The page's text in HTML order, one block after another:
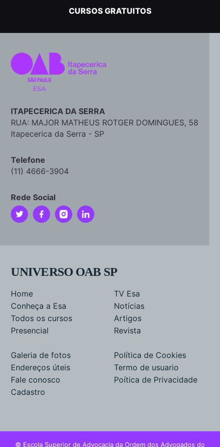
CURSOS GRATUITOS
ITAPECERICA DA SERRA
RUA: MAJOR MATHEUS ROTGER DOMINGUES, 58
Itapecerica da Serra - SP
Telefone
(11) 4666-3904
Rede Social
UNIVERSO OAB SP
Home
Conheça a Esa
Todos os cursos
Presencial
TV Esa
Notícias
Artigos
Revista
Galeria de fotos
Endereços úteis
Fale conosco
Cadastro
Política de Cookies
Termo de usuario
Poítica de Privacidade
© Escola Superior de Advocacia da Ordem dos Advogados do